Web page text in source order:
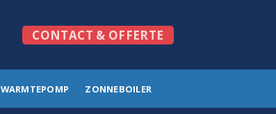
CONTACT & OFFERTE
WARMTEPOMP ZONNEBOILER